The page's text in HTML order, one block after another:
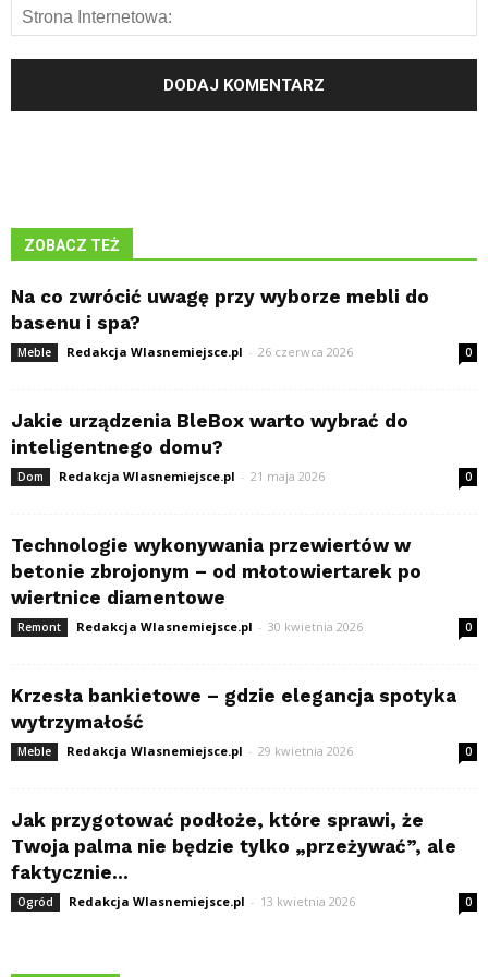
ZOBACZ TEŻ
Na co zwrócić uwagę przy wyborze mebli do
basenu i spa?
Meble Redakcja Wlasnemiejsce.pl - 26 czerwca 2026 0
Jakie urządzenia BleBox warto wybrać do
inteligentnego domu?
Dom Redakcja Wlasnemiejsce.pl - 21 maja 2026 0
Technologie wykonywania przewiertów w
betonie zbrojonym – od młotowiertarek po
wiertnice diamentowe
Remont Redakcja Wlasnemiejsce.pl - 30 kwietnia 2026 0
Krzesła bankietowe – gdzie elegancja spotyka
wytrzymałość
Meble Redakcja Wlasnemiejsce.pl - 29 kwietnia 2026 0
Jak przygotować podłoże, które sprawi, że
Twoja palma nie będzie tylko „przeżywać”, ale
faktycznie...
Ogród Redakcja Wlasnemiejsce.pl - 13 kwietnia 2026 0